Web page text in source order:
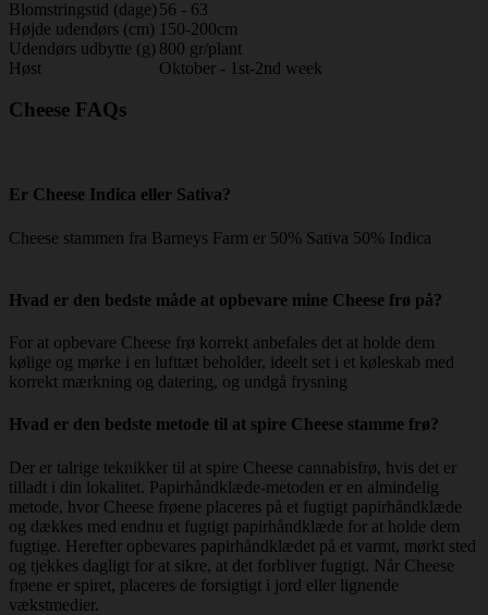
Blomstringstid (dage) 56 - 63
Højde udendørs (cm) 150-200cm
Udendørs udbytte (g) 800 gr/plant
Høst
Oktober - 1st-2nd week
Cheese FAQs
Er Cheese Indica eller Sativa?
Cheese stammen fra Barneys Farm er 50% Sativa 50% Indica
Hvad er den bedste måde at opbevare mine Cheese frø på?
For at opbevare Cheese frø korrekt anbefales det at holde dem
kølige og mørke i en lufttæt beholder, ideelt set i et køleskab med
korrekt mærkning og datering, og undgå frysning
Hvad er den bedste metode til at spire Cheese stamme frø?
Der er talrige teknikker til at spire Cheese cannabisfrø, hvis det er
tilladt i din lokalitet. Papirhåndklæde-metoden er en almindelig
metode, hvor Cheese frøene placeres på et fugtigt papirhåndklæde
og dækkes med endnu et fugtigt papirhåndklæde for at holde dem
fugtige. Herefter opbevares papirhåndklædet på et varmt, mørkt sted
og tjekkes dagligt for at sikre, at det forbliver fugtigt. Når Cheese
frøene er spiret, placeres de forsigtigt i jord eller lignende
vækstmedier.